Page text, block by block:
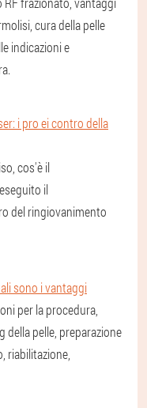
cura della pelle
indicazioni e
i pro ei contro della
cos'è il
il
del ringiovanimento
sono i vantaggi
per la procedura,
pelle, preparazione
riabilitazione,